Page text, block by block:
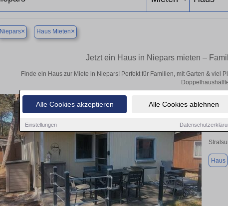
Alle Cookies akzeptieren Alle Cookies ablehnen
Einstellungen
Niepars× Haus Mieten×
Jetzt ein Haus in Niepars mieten –
Finde ein Haus zur Miete in Niepars! Perfekt für Familien, mit Garten & viel
Haus